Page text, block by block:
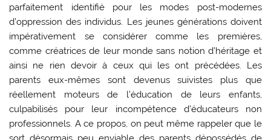
parfaitement identifié pour les modes post-modernes
d’oppression des individus. Les jeunes générations doivent
impérativement se considérer comme les premières,
comme créatrices de leur monde sans notion d’héritage et
ainsi ne rien devoir à ceux qui les ont précédées. Les
parents eux-mêmes sont devenus suivistes plus que
réellement moteurs de l’éducation de leurs enfants,
culpabilisés pour leur incompétence d’éducateurs non
professionnels. A ce propos, on peut même rappeler que le